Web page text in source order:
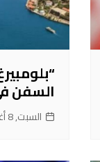
السفن
السبت, 8 أغسطس 2026, 15:54